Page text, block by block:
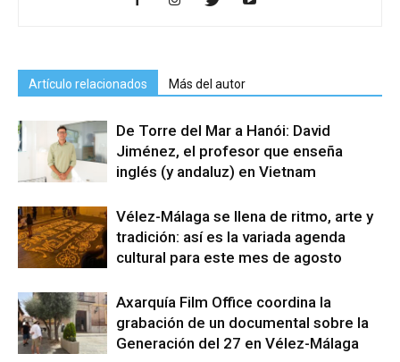
Artículo relacionados Más del autor
De Torre del Mar a Hanói: David
Jiménez, el profesor que enseña
inglés (y andaluz) en Vietnam
Vélez-Málaga se llena de ritmo, arte y
tradición: así es la variada agenda
cultural para este mes de agosto
Axarquía Film Office coordina la
grabación de un documental sobre la
Generación del 27 en Vélez-Málaga